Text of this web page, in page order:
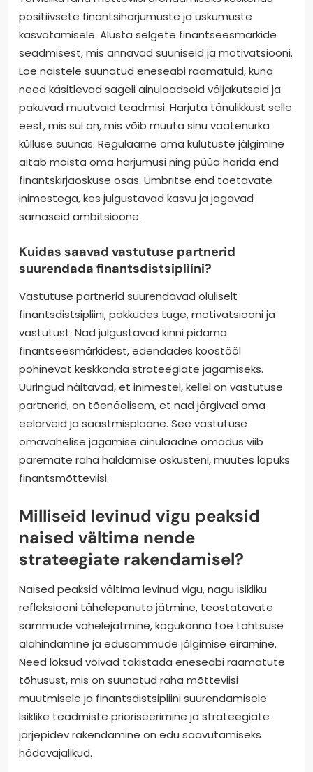
positiivsete finantsiharjumuste ja uskumuste
kasvatamisele. Alusta selgete finantseesmärkide
seadmisest, mis annavad suuniseid ja motivatsiooni.
Loe naistele suunatud eneseabi raamatuid, kuna
need käsitlevad sageli ainulaadseid väljakutseid ja
pakuvad muutvaid teadmisi. Harjuta tänulikkust selle
eest, mis sul on, mis võib muuta sinu vaatenurka
külluse suunas. Regulaarne oma kulutuste jälgimine
aitab mõista oma harjumusi ning püüa harida end
finantskirjaoskuse osas. Ümbritse end toetavate
inimestega, kes julgustavad kasvu ja jagavad
sarnaseid ambitsioone.
Kuidas saavad vastutuse partnerid
suurendada finantsdistsipliini?
Vastutuse partnerid suurendavad oluliselt
finantsdistsipliini, pakkudes tuge, motivatsiooni ja
vastutust. Nad julgustavad kinni pidama
finantseesmärkidest, edendades koostööl
põhinevat keskkonda strateegiate jagamiseks.
Uuringud näitavad, et inimestel, kellel on vastutuse
partnerid, on tõenäolisem, et nad järgivad oma
eelarveid ja säästmisplaane. See vastutuse
omavahelise jagamise ainulaadne omadus viib
paremate raha haldamise oskusteni, muutes lõpuks
finantsmõtteviisi.
Milliseid levinud vigu peaksid
naised vältima nende
strateegiate rakendamisel?
Naised peaksid vältima levinud vigu, nagu isikliku
refleksiooni tähelepanuta jätmine, teostatavate
sammude vahelejätmine, kogukonna toe tähtsuse
alahindamine ja edusammude jälgimise eiramine.
Need lõksud võivad takistada eneseabi raamatute
tõhusust, mis on suunatud raha mõtteviisi
muutmisele ja finantsdistsipliini suurendamisele.
Isiklike teadmiste prioriseerimine ja strateegiate
järjepidev rakendamine on edu saavutamiseks
hädavajalikud.